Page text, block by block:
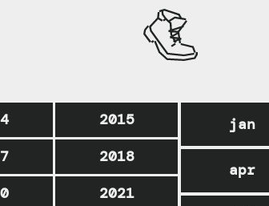
2015
2018
2021
jan
apr